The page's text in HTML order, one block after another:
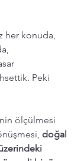
her konuda,
Peki
ölçülmesi
doğal